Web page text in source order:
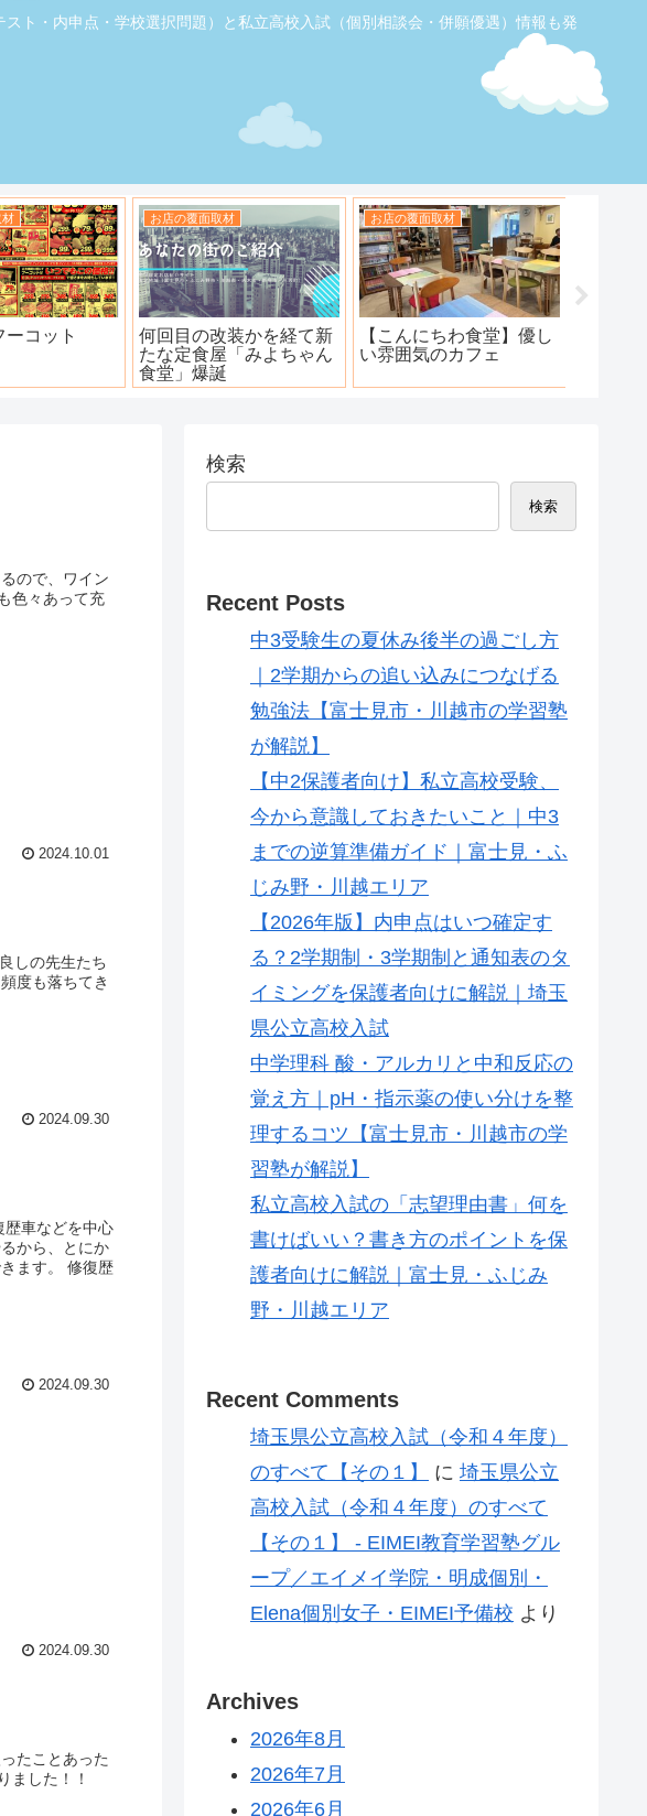
ト・内申点・学校選択問題）と私立高校入試（個別相談会・併願優遇）情報も発
材
司屋。おり
お店の覆面取材
【ふじみ野】素敵なステ
ーキ！ワンダーステー
キ！
お店の覆面取材
ハンバーグ工房 川越新河
岸店
ので、ワイン
色々あって充
2024.10.01
しの先生たち
落ちてき
2024.09.30
歴車などを中心
から、とにか
ます。 修復歴
2024.09.30
2024.09.30
たことあった
ました！！
検索
検索
Recent Posts
中3受験生の夏休み後半の過ごし方
｜2学期からの追い込みにつなげる
勉強法【富士見市・川越市の学習塾
が解説】
【中2保護者向け】私立高校受験、
今から意識しておきたいこと｜中3
までの逆算準備ガイド｜富士見・ふ
じみ野・川越エリア
【2026年版】内申点はいつ確定す
る？2学期制・3学期制と通知表のタ
イミングを保護者向けに解説｜埼玉
県公立高校入試
中学理科 酸・アルカリと中和反応の
覚え方｜pH・指示薬の使い分けを整
理するコツ【富士見市・川越市の学
習塾が解説】
私立高校入試の「志望理由書」何を
書けばいい？書き方のポイントを保
護者向けに解説｜富士見・ふじみ
野・川越エリア
Recent Comments
埼玉県公立高校入試（令和４年度）
のすべて【その１】
に 埼玉県公立
高校入試（令和４年度）のすべて
【その１】 - EIMEI教育学習塾グル
ープ／エイメイ学院・明成個別・
Elena個別女子・EIMEI予備校 より
Archives
2026年8月
2026年7月
2026年6月